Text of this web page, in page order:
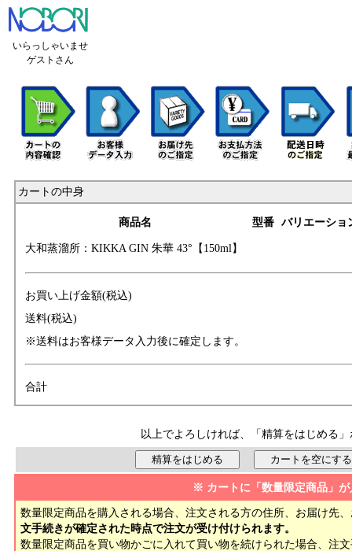
いらっしゃいませ
ゲストさん
カートの中身
商品名 型番 バリエーショ
大和蒸溜所：KIKKA GIN 朱華 43°【 150ml】
お買い上げ金額(税込)
送料(税込)
※送料はお客様データ入力後に確定します。
合計
以上でよろしければ、「精算をはじめる
※ カートに「数量限定商品」
数量限定商品を購入される場合、注文される方の住所、お届け先
文手続きが確定された時点で注文が受け付けられます。
数量限定商品を買い物かごに入れて買い物を続けられた場合、注